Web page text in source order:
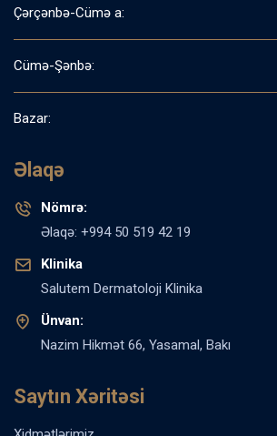
Çərçənbə-Cümə a:
Cümə-Şənbə:
Bazar:
Əlaqə
Nömrə:
Əlaqə: +994 50 519 42 19
Klinika
Salutem Dermatoloji Klinika
Ünvan:
Nazim Hikmət 66, Yasamal, Bakı
Saytın Xəritəsi